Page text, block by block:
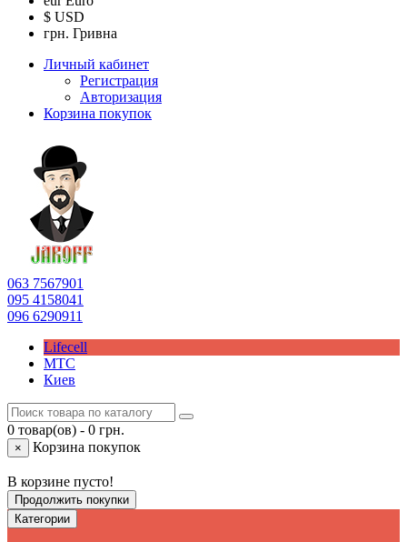
$ USD
грн. Гривна
Личный кабинет
Регистрация
Авторизация
Корзина покупок
063 7567901
095 4158041
096 6290911
Lifecell
МТС
Киев
0 товар(ов) - 0 грн.
× Корзина покупок
В корзине пусто!
Продолжить покупки
Категории